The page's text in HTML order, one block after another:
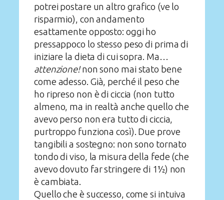
potrei postare un altro grafico (ve lo
risparmio), con andamento
esattamente opposto: oggi ho
pressappoco lo stesso peso di prima di
iniziare la dieta di cui sopra. Ma…
attenzione!non sono mai stato bene
come adesso. Già, perché il peso che
ho ripreso non è di ciccia (non tutto
almeno, ma in realtà anche quello che
avevo perso non era tutto di ciccia,
purtroppo funziona così). Due prove
tangibili a sostegno: non sono tornato
tondo di viso, la misura della fede (che
avevo dovuto far stringere di 1½) non
è cambiata.
Quello che è successo, come si intuiva